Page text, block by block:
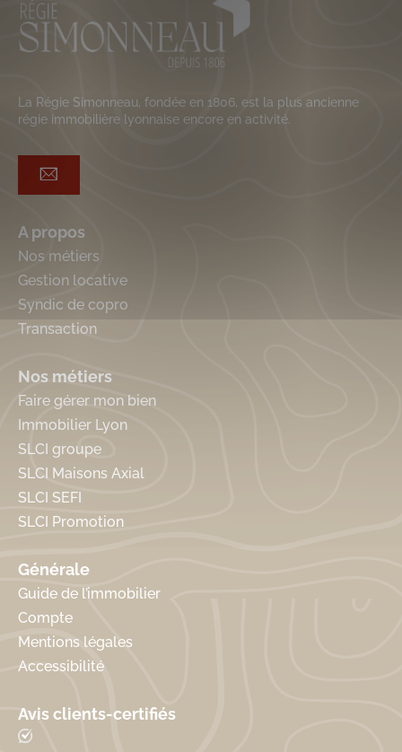
La Régie Simonneau, fondée en 1806, est la plus ancienne
régie immobilière lyonnaise encore en activité.
A propos
Nos métiers
Gestion locative
Syndic de copro
Transaction
Nos métiers
Faire gérer mon bien
Immobilier Lyon
SLCI groupe
SLCI Maisons Axial
SLCI SEFI
SLCI Promotion
Générale
Guide de l’immobilier
Compte
Mentions légales
Accessibilité
Avis clients-certifiés